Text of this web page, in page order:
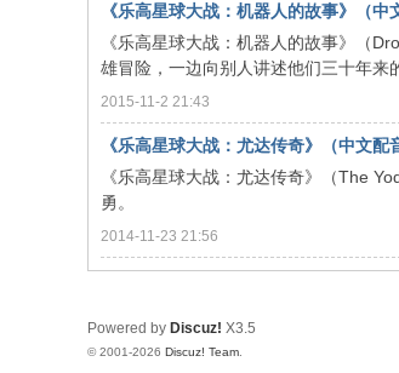
C
《乐高星球大战：机器人的故事》（中
《乐高星球大战：机器人的故事》（
雄冒险，一边向别人讲述他们三十年来
2015-11-2 21:43
《乐高星球大战：尤达传奇》（中文配
《乐高星球大战：尤达传奇》（The
勇。
2014-11-23 21:56
Powered by Discuz! X3.5
© 2001-2026 Discuz! Team